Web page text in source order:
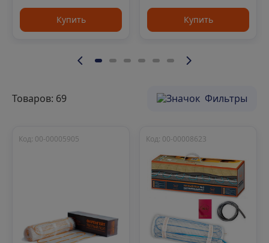
Купить Купить
Товаров: 69 Фильтры
Код: 00-00005905 Код: 00-00008623